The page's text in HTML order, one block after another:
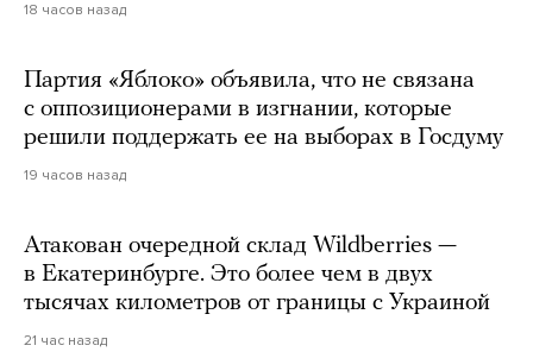
18 часов назад
Партия «Яблоко» объявила, что не связана
с оппозиционерами в изгнании, которые
решили поддержать ее на выборах в Госдуму
19 часов назад
Атакован очередной склад Wildberries —
в Екатеринбурге. Это более чем в двух
тысячах километров от границы с Украиной
21 час назад